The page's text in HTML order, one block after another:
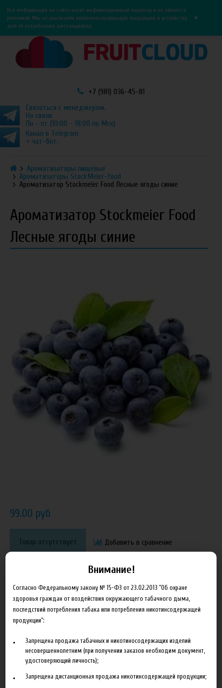
0
Вся информация на сайте носит информационный характер и не является
рекламой. Мы не реализуем никотиносодержащую продукцию и устройства
для её потребления дистанционно.
×
+7 (981) 036-45-81
Связаться с менеджером.
На связи:
Пн - пт (10:00 - 18:00 по Мск)
Канал в Telegram
+ чат-бот.
Ароматизаторы пищевые
Ароматизаторы StockMeier-food
Ароматизатор Stockmeier Food Лесные ягоды синие
Ароматизатор Stockmeier Food
Лесные ягоды синие
99.00 руб
Товар отсутствует Добавить в сравнение
Производитель
Stockmeier food
Объем
10 мл
Внимание!
Согласно Федеральному закону № 15-ФЗ от 23.02.2013 "Об охране
здоровья граждан от воздействия окружающего табачного дыма,
последствий потребления табака или потребления никотинсодержащей
продукции":
Запрещена продажа табачных и никотиносодержащих изделий
несовершеннолетним (при получении заказов необходим документ,
удостоверяющий личность);
Запрещена дистанционная продажа никотинсодержащей продукции;